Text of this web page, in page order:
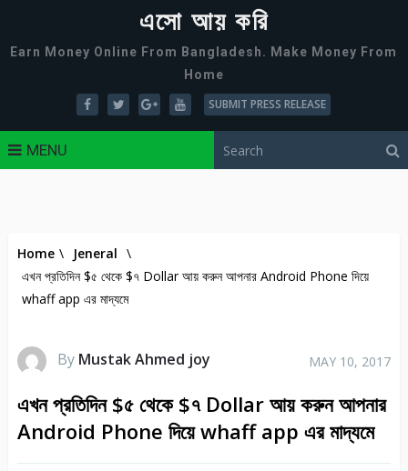
এসো আয় করি
Earn Money Online From Bangladesh. Make Money From
Home
SUBMIT PRESS RELEASE
MENU
Home \ Jeneral \
এখন প্রতিদিন $৫ থেকে $৭ Dollar আয় করুন আপনার Android Phone দিয়ে
whaff app এর মাদ্যমে
By Mustak Ahmed joy MAY 10, 2017
এখন প্রতিদিন $৫ থেকে $৭ Dollar আয় করুন আপনার
Android Phone দিয়ে whaff app এর মাদ্যমে